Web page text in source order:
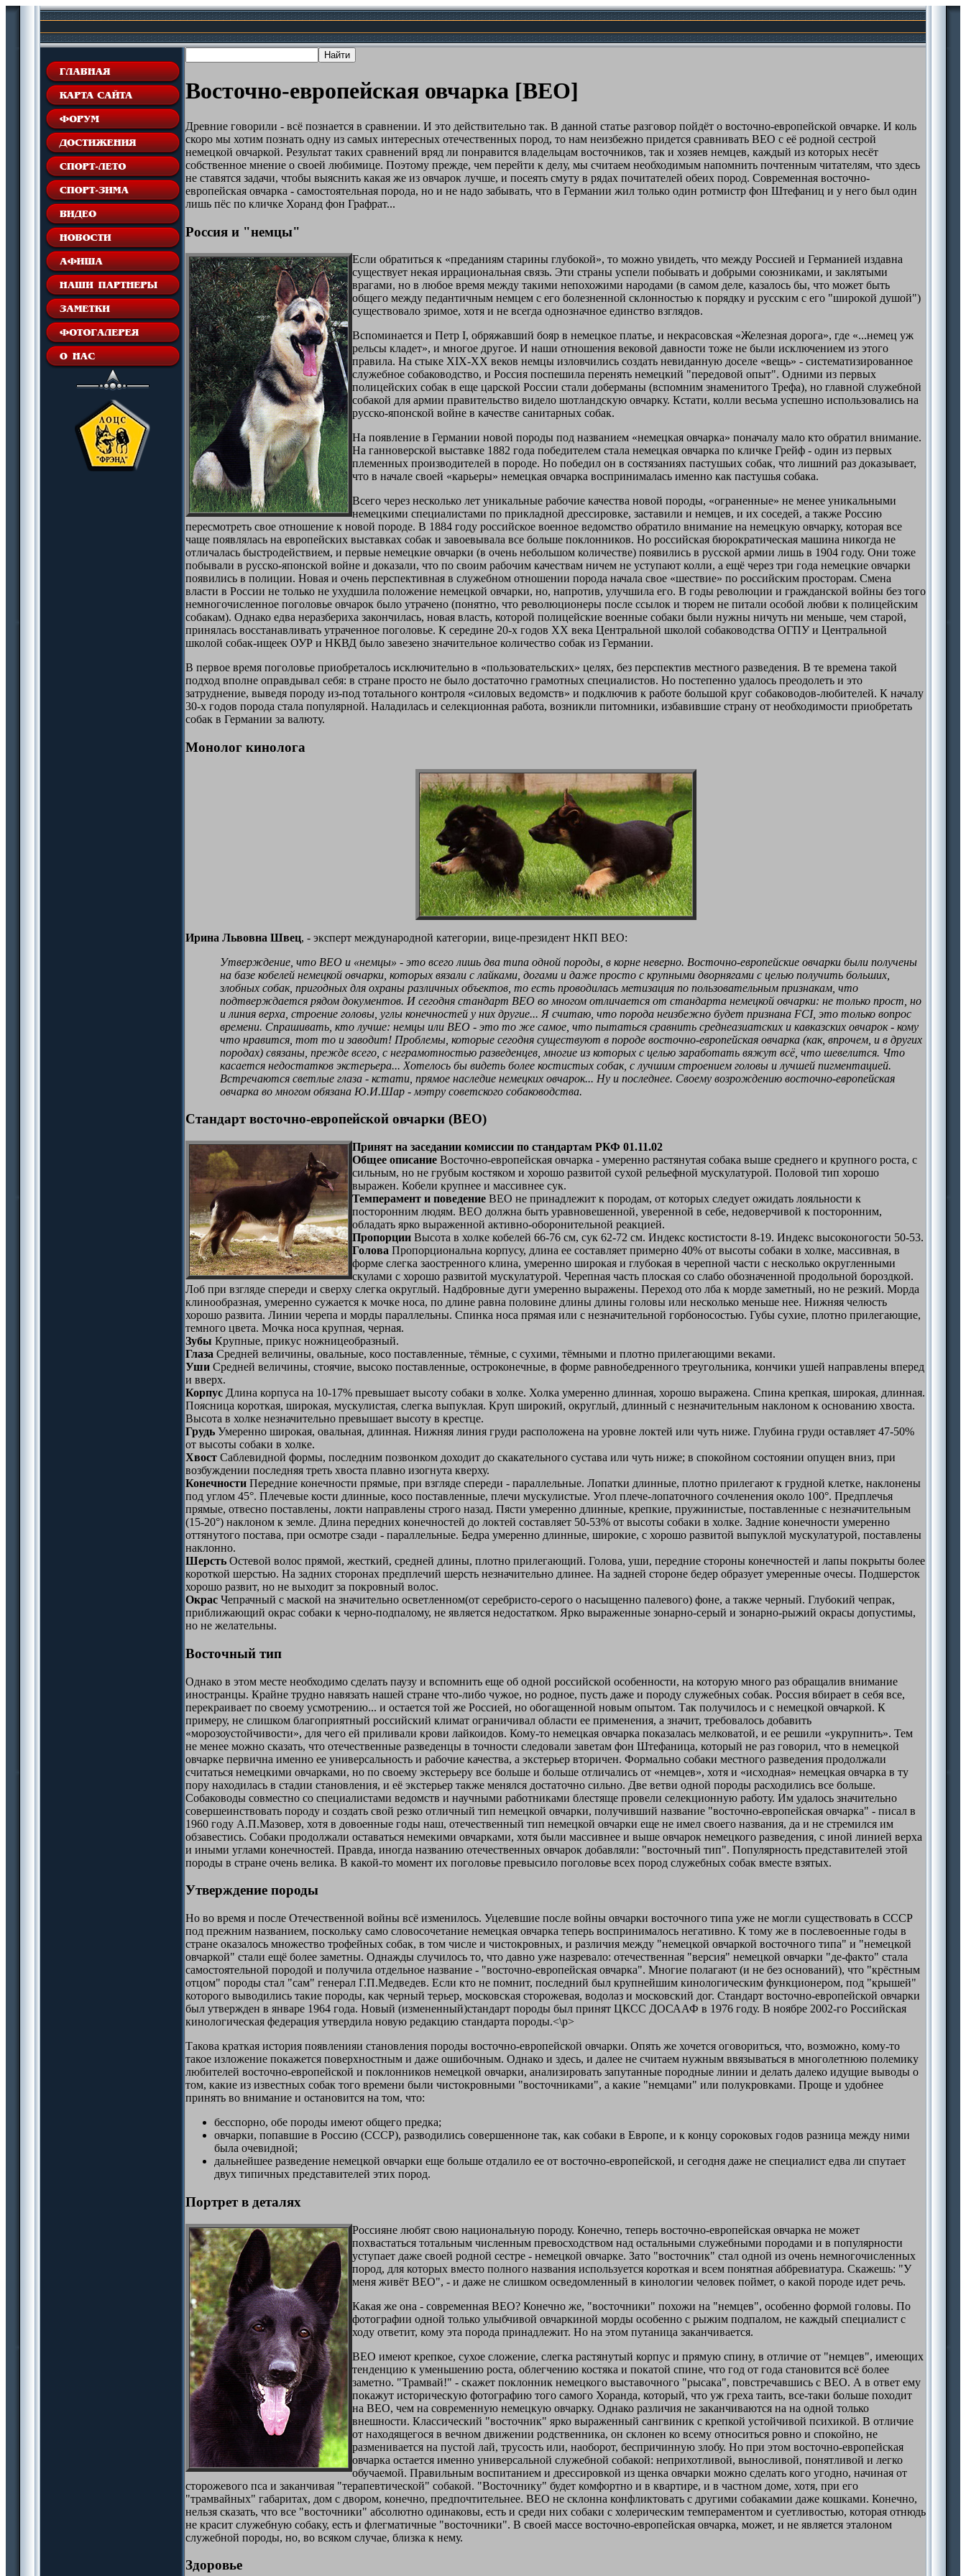
Восточно-европейская овчарка [ВЕО]
Древние говорили - всё познается в сравнении. И это действительно так. В данной статье разговор пойдёт о восточно-европейской овчарке. И коль
скоро мы хотим познать одну из самых интересных отечественных пород, то нам неизбежно придется сравнивать ВЕО с её родной сестрой
немецкой овчаркой. Результат таких сравнений вряд ли понравится владельцам восточников, так и хозяев немцев, каждый из которых несёт
собственное мнение о своей любимице. Поэтому прежде, чем перейти к делу, мы считаем необходимым напомнить почтенным читателям, что здесь
не ставятся задачи, чтобы выяснить какая же из овчарок лучше, и посеять смуту в рядах почитателей обеих пород. Современная восточно-
европейская овчарка - самостоятельная порода, но и не надо забывать, что в Германии жил только один ротмистр фон Штефаниц и у него был один
лишь пёс по кличке Хоранд фон Графрат...
Россия и "немцы"
Если обратиться к «преданиям старины глубокой», то можно увидеть, что между Россией и Германией издавна
существует некая иррациональная связь. Эти страны успели побывать и добрыми союзниками, и заклятыми
врагами, но в любое время между такими непохожими народами (в самом деле, казалось бы, что может быть
общего между педантичным немцем с его болезненной склонностью к порядку и русским с его "широкой душой")
существовало зримое, хотя и не всегда однозначное единство взглядов.
Вспоминается и Петр I, обряжавший бояр в немецкое платье, и некрасовская «Железная дорога», где «...немец уж
рельсы кладет», и многое другое. И наши отношения вековой давности тоже не были исключением из этого
правила. На стыке XIX-XX веков немцы изловчились создать невиданную доселе «вещь» - систематизированное
служебное собаководство, и Россия поспешила перенять немецкий "передовой опыт". Одними из первых
полицейских собак в еще царской России стали доберманы (вспомним знаменитого Трефа), но главной служебной
собакой для армии правительство видело шотландскую овчарку. Кстати, колли весьма успешно использовались на
русско-японской войне в качестве санитарных собак.
На появление в Германии новой породы под названием «немецкая овчарка» поначалу мало кто обратил внимание.
На ганноверской выставке 1882 года победителем стала немецкая овчарка по кличке Грейф - один из первых
племенных производителей в породе. Но победил он в состязаниях пастушьих собак, что лишний раз доказывает,
что в начале своей «карьеры» немецкая овчарка воспринималась именно как пастушья собака.
Всего через несколько лет уникальные рабочие качества новой породы, «ограненные» не менее уникальными
немецкими специалистами по прикладной дрессировке, заставили и немцев, и их соседей, а также Россию
пересмотреть свое отношение к новой породе. В 1884 году российское военное ведомство обратило внимание на немецкую овчарку, которая все
чаще появлялась на европейских выставках собак и завоевывала все больше поклонников. Но российская бюрократическая машина никогда не
отличалась быстродействием, и первые немецкие овчарки (в очень небольшом количестве) появились в русской армии лишь в 1904 году. Они тоже
побывали в русско-японской войне и доказали, что по своим рабочим качествам ничем не уступают колли, а ещё через три года немецкие овчарки
появились в полиции. Новая и очень перспективная в служебном отношении порода начала свое «шествие» по российским просторам. Смена
власти в России не только не ухудшила положение немецкой овчарки, но, напротив, улучшила его. В годы революции и гражданской войны без того
немногочисленное поголовье овчарок было утрачено (понятно, что революционеры после ссылок и тюрем не питали особой любви к полицейским
собакам). Однако едва неразбериха закончилась, новая власть, которой полицейские военные собаки были нужны ничуть ни меньше, чем старой,
принялась восстанавливать утраченное поголовье. К середине 20-х годов XX века Центральной школой собаководства ОГПУ и Центральной
школой собак-ищеек ОУР и НКВД было завезено значительное количество собак из Германии.
В первое время поголовье приобреталось исключительно в «пользовательских» целях, без перспектив местного разведения. В те времена такой
подход вполне оправдывал себя: в стране просто не было достаточно грамотных специалистов. Но постепенно удалось преодолеть и это
затруднение, выведя породу из-под тотального контроля «силовых ведомств» и подключив к работе большой круг собаководов-любителей. К началу
30-х годов порода стала популярной. Наладилась и селекционная работа, возникли питомники, избавившие страну от необходимости приобретать
собак в Германии за валюту.
Монолог кинолога
Ирина Львовна Швец, - эксперт международной категории, вице-президент НКП ВЕО:
Утверждение, что ВЕО и «немцы» - это всего лишь два типа одной породы, в корне неверно. Восточно-европейские овчарки были получены
на базе кобелей немецкой овчарки, которых вязали с лайками, догами и даже просто с крупными дворнягами с целью получить больших,
злобных собак, пригодных для охраны различных объектов, то есть проводилась метизация по пользовательным признакам, что
подтверждается рядом документов. И сегодня стандарт ВЕО во многом отличается от стандарта немецкой овчарки: не только прост, но
и линия верха, строение головы, углы конечностей у них другие... Я считаю, что порода неизбежно будет признана FCI, это только вопрос
времени. Спрашивать, кто лучше: немцы или ВЕО - это то же самое, что пытаться сравнить среднеазиатских и кавказских овчарок - кому
что нравится, тот то и заводит! Проблемы, которые сегодня существуют в породе восточно-европейская овчарка (как, впрочем, и в других
породах) связаны, прежде всего, с неграмотностью разведенцев, многие из которых с целью заработать вяжут всё, что шевелится. Что
касается недостатков экстерьера... Хотелось бы видеть более костистых собак, с лучшим строением головы и лучшей пигментацией.
Встречаются светлые глаза - кстати, прямое наследие немецких овчарок... Ну и последнее. Своему возрождению восточно-европейская
овчарка во многом обязана Ю.И.Шар - мэтру советского собаководства.
Стандарт восточно-европейской овчарки (ВЕО)
Принят на заседании комиссии по стандартам РКФ 01.11.02
Общее описание Восточно-европейская овчарка - умеренно растянутая собака выше cреднего и крупного роста, с
сильным, но не грубым костяком и хорошо развитой сухой рельефной мускулатурой. Половой тип хорошо
выражен. Кобели крупнее и массивнее сук.
Темперамент и поведение ВЕО не принадлежит к породам, от которых следует ожидать лояльности к
посторонним людям. ВЕО должна быть уравновешенной, уверенной в себе, недоверчивой к посторонним,
обладать ярко выраженной активно-оборонительной реакцией.
Пропорции Высота в холке кобелей 66-76 см, сук 62-72 см. Индекс костистости 8-19. Индекс высоконогости 50-53.
Голова Пропорциональна корпусу, длина ее составляет примерно 40% от высоты собаки в холке, массивная, в
форме слегка заостренного клина, умеренно широкая и глубокая в черепной части с несколько округленными
скулами с хорошо развитой мускулатурой. Черепная часть плоская со слабо обозначенной продольной бороздкой.
Лоб при взгляде спереди и сверху слегка округлый. Надбровные дуги умеренно выражены. Переход ото лба к морде заметный, но не резкий. Морда
клинообразная, умеренно сужается к мочке носа, по длине равна половине длины длины головы или несколько меньше нее. Нижняя челюсть
хорошо развита. Линии черепа и морды параллельны. Спинка носа прямая или с незначительной горбоносостью. Губы сухие, плотно прилегающие,
темного цвета. Мочка носа крупная, черная.
Зубы Крупные, прикус ножницеобразный.
Глаза Средней величины, овальные, косо поставленные, тёмные, с сухими, тёмными и плотно прилегающими веками.
Уши Средней величины, стоячие, высоко поставленные, остроконечные, в форме равнобедренного треугольника, кончики ушей направлены вперед
и вверх.
Корпус Длина корпуса на 10-17% превышает высоту собаки в холке. Холка умеренно длинная, хорошо выражена. Спина крепкая, широкая, длинная.
Поясница короткая, широкая, мускулистая, слегка выпуклая. Круп широкий, округлый, длинный с незначительным наклоном к основанию хвоста.
Высота в холке незначительно превышает высоту в крестце.
Грудь Умеренно широкая, овальная, длинная. Нижняя линия груди расположена на уровне локтей или чуть ниже. Глубина груди оставляет 47-50%
от высоты собаки в холке.
Хвост Саблевидной формы, последним позвонком доходит до скакательного сустава или чуть ниже; в спокойном состоянии опущен вниз, при
возбуждении последняя треть хвоста плавно изогнута кверху.
Конечности Передние конечности прямые, при взгляде спереди - параллельные. Лопатки длинные, плотно прилегают к грудной клетке, наклонены
под углом 45°. Плечевые кости длинные, косо поставленные, плечи мускулистые. Угол плече-лопаточного сочленения около 100°. Предплечья
прямые, отвесно поставлены, локти направлены строго назад. Пясти умеренно длинные, крепкие, пружинистые, поставленные с незначительным
(15-20°) наклоном к земле. Длина передних конечностей до локтей составляет 50-53% от высоты собаки в холке. Задние конечности умеренно
оттянутого постава, при осмотре сзади - параллельные. Бедра умеренно длинные, широкие, с хорошо развитой выпуклой мускулатурой, поставлены
наклонно.
Шерсть Остевой волос прямой, жесткий, средней длины, плотно прилегающий. Голова, уши, передние стороны конечностей и лапы покрыты более
короткой шерстью. На задних сторонах предплечий шерсть незначительно длинее. На задней стороне бедер образует умеренные очесы. Подшерсток
хорошо развит, но не выходит за покровный волос.
Окрас Чепрачный с маской на значительно осветленном(от серебристо-серого о насыщенно палевого) фоне, а также черный. Глубокий чепрак,
приближающий окрас собаки к черно-подпалому, не является недостатком. Ярко выраженные зонарно-серый и зонарно-рыжий окрасы допустимы,
но не желательны.
Восточный тип
Однако в этом месте необходимо сделать паузу и вспомнить еще об одной российской особенности, на которую много раз обращалив внимание
иностранцы. Крайне трудно навязать нашей стране что-либо чужое, но родное, пусть даже и породу служебных собак. Россия вбирает в себя все,
перекраивает по своему усмотрению... и остается той же Россией, но обогащенной новым опытом. Так получилось и с немецкой овчаркой. К
примеру, не слишком благоприятный российский климат ограничивал области ее применения, а значит, требовалось добавить
«морозоустойчивости», для чего ей приливали крови лайкоидов. Кому-то немецкая овчарка показалась мелковатой, и ее решили «укрупнить». Тем
не менее можно сказать, что отечественные разведенцы в точности следовали заветам фон Штефаница, который не раз говорил, что в немецкой
овчарке первична именно ее универсальность и рабочие качества, а экстерьер вторичен. Формально собаки местного разведения продолжали
считаться немецкими овчарками, но по своему экстерьеру все больше и больше отличались от «немцев», хотя и «исходная» немецкая овчарка в ту
пору находилась в стадии становления, и её экстерьер также менялся достаточно сильно. Две ветви одной породы расходились все больше.
Собаководы совместно со специалистами ведомств и научными работниками блестяще провели селекционную работу. Им удалось значительно
совершеинствовать породу и создать свой резко отличный тип немецкой овчарки, получивший название "восточно-европейская овчарка" - писал в
1960 году А.П.Мазовер, хотя в довоенные годы наш, отечественный тип немецкой овчарки еще не имел своего названия, да и не стремился им
обзавестись. Собаки продолжали оставаться немекими овчарками, хотя были массивнее и выше овчарок немецкого разведения, с иной линией верха
и иными углами конечностей. Правда, иногда названию отечественных овчарок добавляли: "восточный тип". Популярность представителей этой
породы в стране очень велика. В какой-то момент их поголовье превысило поголовье всех пород служебных собак вместе взятых.
Утверждение породы
Но во время и после Отечественной войны всё изменилось. Уцелевшие после войны овчарки восточного типа уже не могли существовать в СССР
под прежним названием, поскольку само словосочетание немецкая овчарка теперь воспринималось негативно. К тому же в послевоенные годы в
стране оказалось множество трофейных собак, в том числе и чистокровных, и различия между "немецкой овчаркой восточного типа" и "немецкой
овчаркой" стали ещё более заметны. Однажды случилось то, что давно уже назревало: отечественная "версия" немецкой овчарки "де-факто" стала
самостоятельной породой и получила отдельное название - "восточно-европейская овчарка". Многие полагают (и не без оснований), что "крёстным
отцом" породы стал "сам" генерал Г.П.Медведев. Если кто не помнит, последний был крупнейшим кинологическим функционером, под "крышей"
которого выводились такие породы, как черный терьер, московская сторожевая, водолаз и московский дог. Стандарт восточно-европейской овчарки
был утвержден в январе 1964 года. Новый (измененный)стандарт породы был принят ЦКСС ДОСААФ в 1976 году. В ноябре 2002-го Российская
кинологическая федерация утвердила новую редакцию стандарта породы.<\p>
Такова краткая история появленияи становления породы восточно-европейской овчарки. Опять же хочется оговориться, что, возможно, кому-то
такое изложение покажется поверхностным и даже ошибочным. Однако и здесь, и далее не считаем нужным ввязываться в многолетнюю полемику
любителей восточно-европейской и поклонников немецкой овчарки, анализировать запутанные породные линии и делать далеко идущие выводы о
том, какие из известных собак того времени были чистокровными "восточниками", а какие "немцами" или полукровками. Проще и удобнее
принять во внимание и остановится на том, что:
бесспорно, обе породы имеют общего предка;
овчарки, попавшие в Россию (СССР), разводились совершенноне так, как собаки в Европе, и к концу сороковых годов разница между ними
была очевидной;
дальнейшее разведение немецкой овчарки еще больше отдалило ее от восточно-европейской, и сегодня даже не специалист едва ли спутает
двух типичных представителей этих пород.
Портрет в деталях
Россияне любят свою национальную породу. Конечно, теперь восточно-европейская овчарка не может
похвастаться тотальным численным превосходством над остальными служебными породами и в популярности
уступает даже своей родной сестре - немецкой овчарке. Зато "восточник" стал одной из очень немногочисленных
пород, для которых вместо полного названия используется короткая и всем понятная аббревиатура. Скажешь: "У
меня живёт ВЕО", - и даже не слишком осведомленный в кинологии человек поймет, о какой породе идет речь.
Какая же она - современная ВЕО? Конечно же, "восточники" похожи на "немцев", особенно формой головы. По
фотографии одной только улыбчивой овчаркиной морды особенно с рыжим подпалом, не каждый специалист с
ходу ответит, кому эта порода принадлежит. Но на этом путаница заканчивается.
ВЕО имеют крепкое, сухое сложение, слегка растянутый корпус и прямую спину, в отличие от "немцев", имеющих
тенденцию к уменьшению роста, облегчению костяка и покатой спине, что год от года становится всё более
заметно. "Трамвай!" - скажет поклонник немецкого выставочного "рысака", повстречавшись с ВЕО. А в ответ ему
покажут историческую фотографию того самого Хоранда, который, что уж греха таить, все-таки больше походит
на ВЕО, чем на современную немецкую овчарку. Однако различия не заканчиваются на на одной только
внешности. Классический "восточник" ярко выраженный сангвиник с крепкой устойчивой психикой. В отличие
от находящегося в вечном движении родственника, он склонен ко всему относиться ровно и спокойно, не
разменивается на пустой лай, трусость или, наоборот, беспричинную злобу. Но при этом восточно-европейская
овчарка остается именно универсальной служебной собакой: неприхотливой, выносливой, понятливой и легко
обучаемой. Правильным воспитанием и дрессировкой из щенка овчарки можно сделать кого угодно, начиная от
сторожевого пса и заканчивая "терапевтической" собакой. "Восточнику" будет комфортно и в квартире, и в частном доме, хотя, при его
"трамвайных" габаритах, дом с двором, конечно, предпочтительнее. ВЕО не склонна конфликтовать с другими собакамии даже кошками. Конечно,
нельзя сказать, что все "восточники" абсолютно одинаковы, есть и среди них собаки с холерическим темпераментом и суетливостью, которая отнюдь
не красит служебную собаку, есть и флегматичные "восточники". В своей массе восточно-европейская овчарка, может, и не является эталоном
служебной породы, но, во всяком случае, близка к нему.
Здоровье